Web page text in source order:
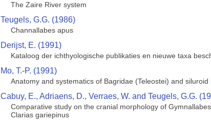
The Zaire River system
Teugels, G.G. (1986)
Channallabes apus
Derijst, E. (1991)
Kataloog der ichthyologische publikaties en nieuwe taxa
Mo, T.-P. (1991)
Anatomy and systematics of Bagridae (Teleostei) and siluroid
Cabuy, E., Adriaens, D., Verraes, W. and Teugels, G.G.
Comparative study on the cranial morphology of
Clarias gariepinus